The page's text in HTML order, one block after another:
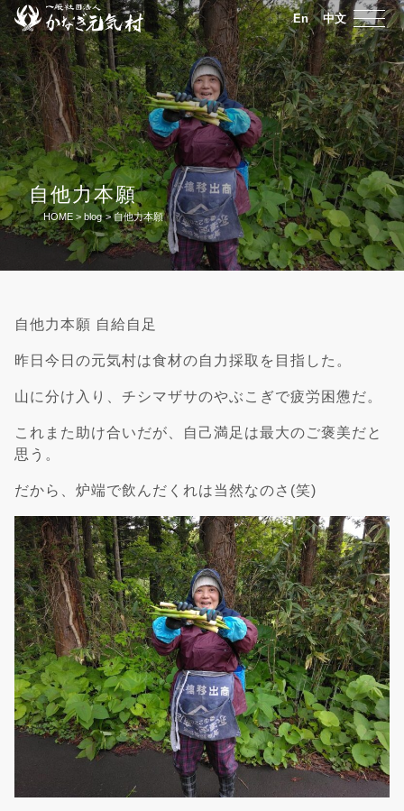
En 中文
自他力本願
HOME > blog > 自他力本願
自他力本願 自給自足
昨日今日の元気村は食材の自力採取を目指した。
山に分け入り、チシマザサのやぶこぎで疲労困憊だ。
これまた助け合いだが、自己満足は最大のご褒美だと
思う。
だから、炉端で飲んだくれは当然なのさ(笑)